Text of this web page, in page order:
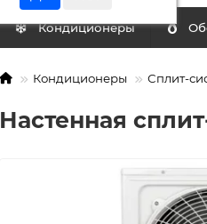
Кондиционеры
Кондиционеры Сплит-
Настенная